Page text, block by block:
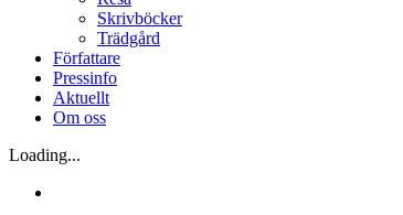
Skrivböcker
Trädgård
Författare
Pressinfo
Aktuellt
Om oss
Loading...